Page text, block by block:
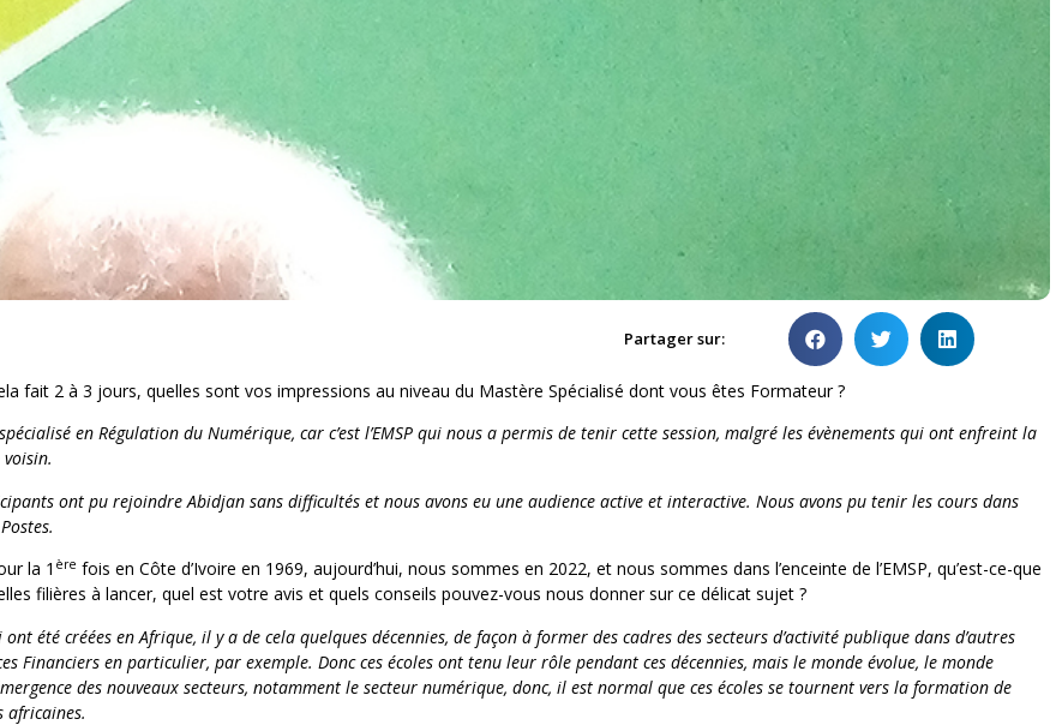
Partager sur:
fait 2 à 3 jours, quelles sont vos impressions au niveau du Mastère Spécialisé dont vous êtes Formateur ?
en Régulation du Numérique, car c’est l’EMSP qui nous a permis de tenir cette session, malgré les évènements qui ont enfreint la
ont pu rejoindre Abidjan sans difficultés et nous avons eu une audience active et interactive. Nous avons pu tenir les cours dans
la 1 ère fois en Côte d’Ivoire en 1969, aujourd’hui, nous sommes en 2022, et nous sommes dans l’enceinte de l’EMSP, qu’est-ce-que
filières à lancer, quel est votre avis et quels conseils pouvez-vous nous donner sur ce délicat sujet ?
été créées en Afrique, il y a de cela quelques décennies, de façon à former des cadres des secteurs d’activité publique dans d’autres
Financiers en particulier, par exemple. Donc ces écoles ont tenu leur rôle pendant ces décennies, mais le monde évolue, le monde
des nouveaux secteurs, notamment le secteur numérique, donc, il est normal que ces écoles se tournent vers la formation de
africaines.